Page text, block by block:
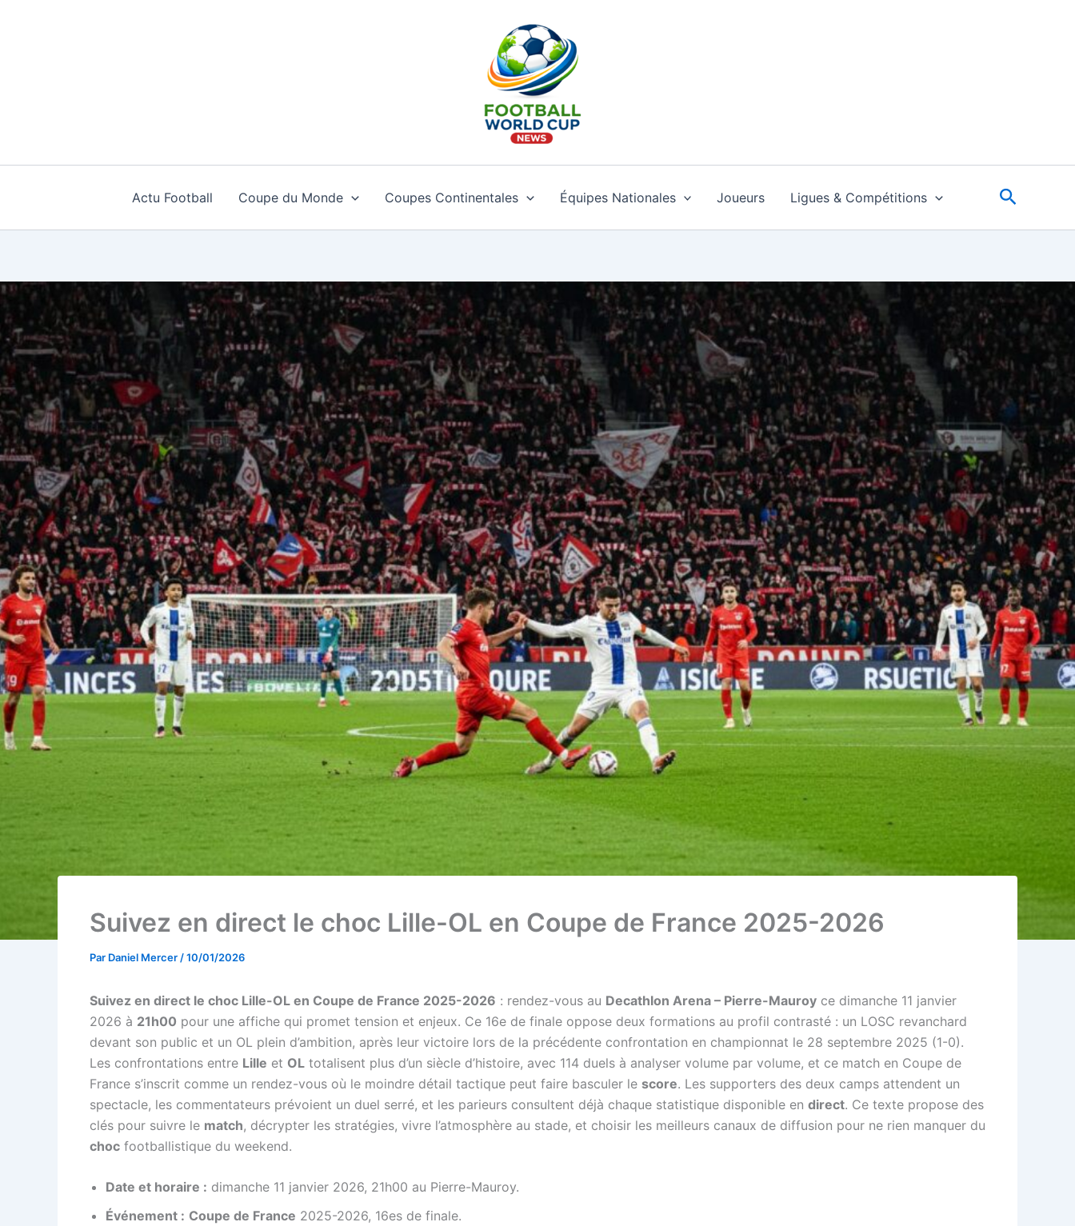
Actu Football Coupe du Monde Coupes Continentales Équipes Nationales Joueurs Ligues & Compétitions
Suivez en direct le choc Lille-OL en Coupe de France 2025-2026
Par Daniel Mercer /10/01/2026
Suivez en direct le choc Lille-OL en Coupe de France 2025-2026 : rendez-vous au Decathlon Arena – Pierre-Mauroy ce dimanche 11 janvier
2026 à 21h00 pour une affiche qui promet tension et enjeux. Ce 16e de finale oppose deux formations au profil contrasté : un LOSC revanchard
devant son public et un OL plein d’ambition, après leur victoire lors de la précédente confrontation en championnat le 28 septembre 2025 (1-0).
Les confrontations entre Lille et OL totalisent plus d’un siècle d’histoire, avec 114 duels à analyser volume par volume, et ce match en Coupe de
France s’inscrit comme un rendez-vous où le moindre détail tactique peut faire basculer le score. Les supporters des deux camps attendent un
spectacle, les commentateurs prévoient un duel serré, et les parieurs consultent déjà chaque statistique disponible en direct. Ce texte propose des
clés pour suivre le match, décrypter les stratégies, vivre l’atmosphère au stade, et choisir les meilleurs canaux de diffusion pour ne rien manquer du
choc footballistique du weekend.
Date et horaire : dimanche 11 janvier 2026, 21h00 au Pierre-Mauroy.
Événement : Coupe de France 2025-2026, 16es de finale.